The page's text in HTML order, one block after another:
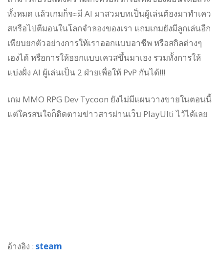
ทั้งหมด แล้วเกมก็จะมี AI มาสวมบทเป็นผู้เล่นต้องมาทำเคว
สหรือไปตีมอนในโลกจำลองของเรา แถมเกมยังมีลูกเล่นอีก
เพียบยกตัวอย่างการให้เราออกแบบอาชีพ หรือสกิลต่างๆ
เองได้ หรือการให้ออกแบบเควสขึ้นมาเอง รวมทั้งการให้
แบ่งฝั่ง AI ผู้เล่นเป็น 2 ฝ่ายเพื่อให้ PvP กันได้!!!
เกม MMO RPG Dev Tycoon ยังไม่มีแผนวางขายในตอนนี้
แต่ใครสนใจก็ติดตามข่าวสารผ่านเว็บ PlayUlti ไว้ได้เลย
อ้างอิง : steam